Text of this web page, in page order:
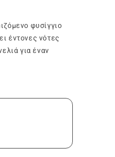
φυσίγγιο
έντονες νότες
για έναν